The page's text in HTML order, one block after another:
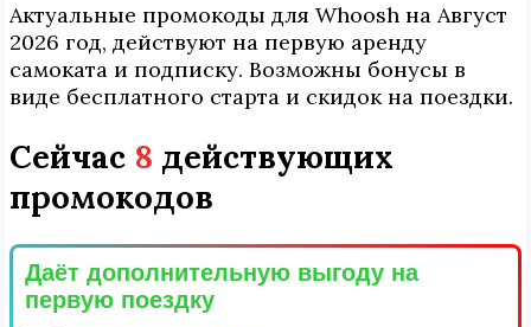
Актуальные промокоды для Whoosh на Август
2026 год, действуют на первую аренду
самоката и подписку. Возможны бонусы в
виде бесплатного старта и скидок на поездки.
Сейчас 8 действующих
промокодов
Даёт дополнительную выгоду на
первую поездку